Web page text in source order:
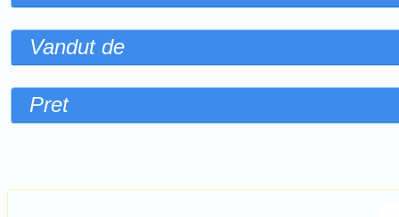
Vandut de
Pret